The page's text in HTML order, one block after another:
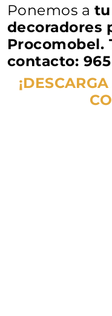
Ponemos a
decoradores
Procomobel.
contacto: